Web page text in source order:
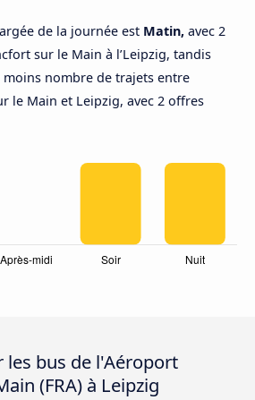
de la journée est Matin, avec 2
sur le Main à l’Leipzig, tandis
nombre de trajets entre
le Main et Leipzig, avec 2 offres
bus de l'Aéroport
(FRA) à Leipzig